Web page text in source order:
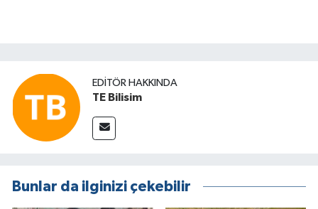
EDITÖR HAKKINDA
TE Bilisim
Bunlar da ilginizi çekebilir